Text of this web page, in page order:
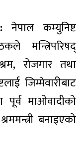
नेपाल कम्युनिष्ट
मन्त्रिपरिषद्
रोजगार तथा
जिम्मेवारीबाट
माओवादीको
बनाइएको